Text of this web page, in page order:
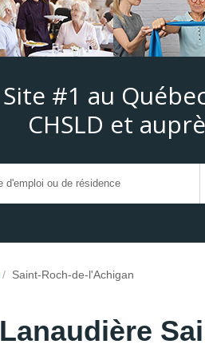
Site #1 au
CHSLD et
/ Saint-Roch-de-l'Achigan
Lanaudière